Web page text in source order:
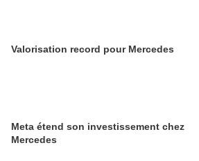
Valorisation record pour Mercedes
Meta étend son investissement chez
Mercedes